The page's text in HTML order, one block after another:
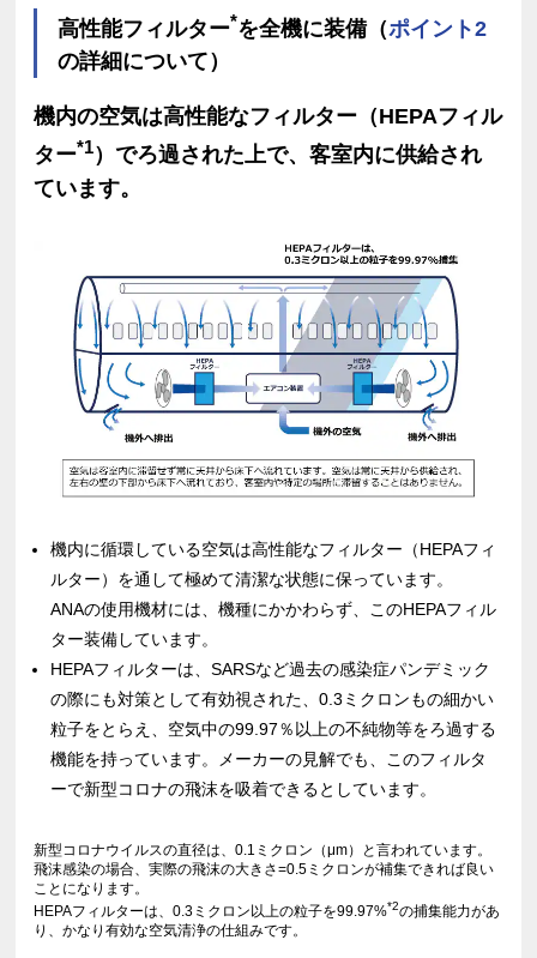
高性能フィルター*を全機に装備（ポイント2
の詳細について）
機内の空気は高性能なフィルター（HEPAフィル
ター*1）でろ過された上で、客室内に供給され
ています。
機内に循環している空気は高性能なフィルター（HEPAフィ
ルター）を通して極めて清潔な状態に保っています。
ANAの使用機材には、機種にかかわらず、このHEPAフィル
ター装備しています。
HEPAフィルターは、SARSなど過去の感染症パンデミック
の際にも対策として有効視された、0.3ミクロンもの細かい
粒子をとらえ、空気中の99.97％以上の不純物等をろ過する
機能を持っています。メーカーの見解でも、このフィルタ
ーで新型コロナの飛沫を吸着できるとしています。
新型コロナウイルスの直径は、0.1ミクロン（μm）と言われています。
飛沫感染の場合、実際の飛沫の大きさ=0.5ミクロンが補集できれば良い
ことになります。
HEPAフィルターは、0.3ミクロン以上の粒子を99.97%*2の捕集能力があ
り、かなり有効な空気清浄の仕組みです。